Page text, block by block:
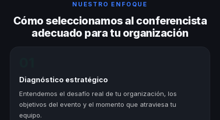
NUESTRO ENFOQUE
Cómo seleccionamos al conferencista
adecuado para tu organización
Diagnóstico estratégico
Entendemos el desafío real de tu organización, los
objetivos del evento y el momento que atraviesa tu
equipo.